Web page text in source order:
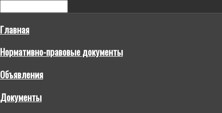
Главная
Нормативно-правовые документы
Объявления
Документы